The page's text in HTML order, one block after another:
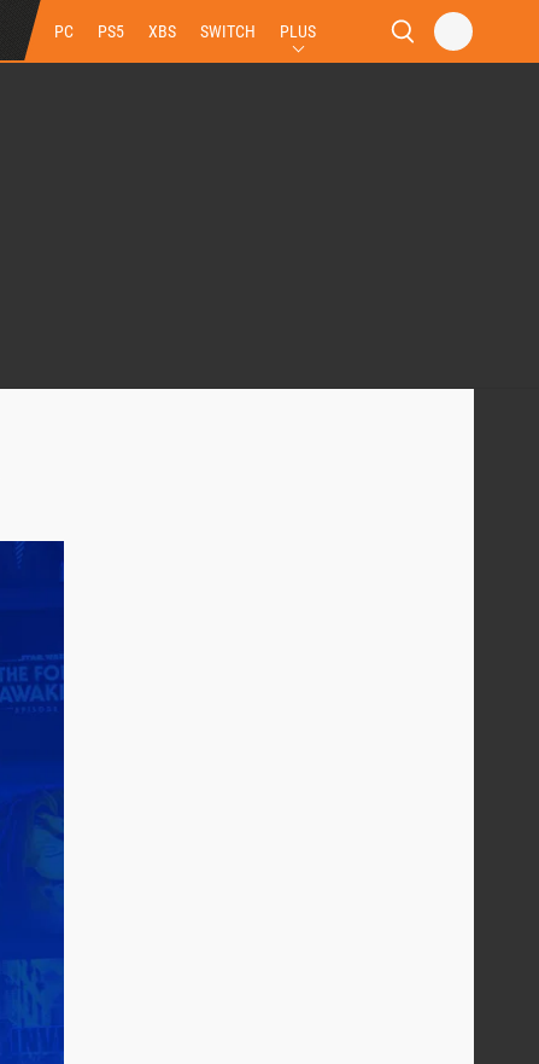
PC PS5 XBS SWITCH PLUS